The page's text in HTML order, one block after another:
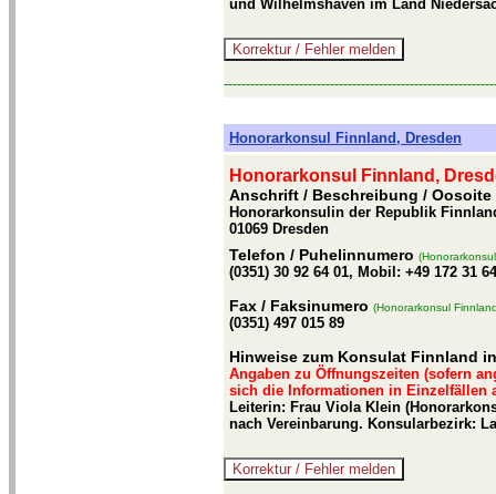
und Wilhelmshaven im Land
Honorarkonsul Finnland, Dresden
Honorarkonsul Finnland,
Anschrift / Beschreibung / Oosoite
Honorarkonsulin der Republik
01069 Dresden
Telefon / Puhelinnumero
(0351) 30 92 64 01, Mobil: +49 172 31
Fax / Faksinumero (Honorarkonsul
(0351) 497 015 89
Hinweise zum Konsulat Finnland
Angaben zu Öffnungszeiten (sofern
sich die Informationen in Einzelfällen
Leiterin: Frau Viola Klein
nach Vereinbarung. Konsularbezirk: